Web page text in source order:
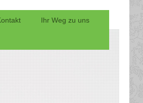
Ihr Weg zu uns